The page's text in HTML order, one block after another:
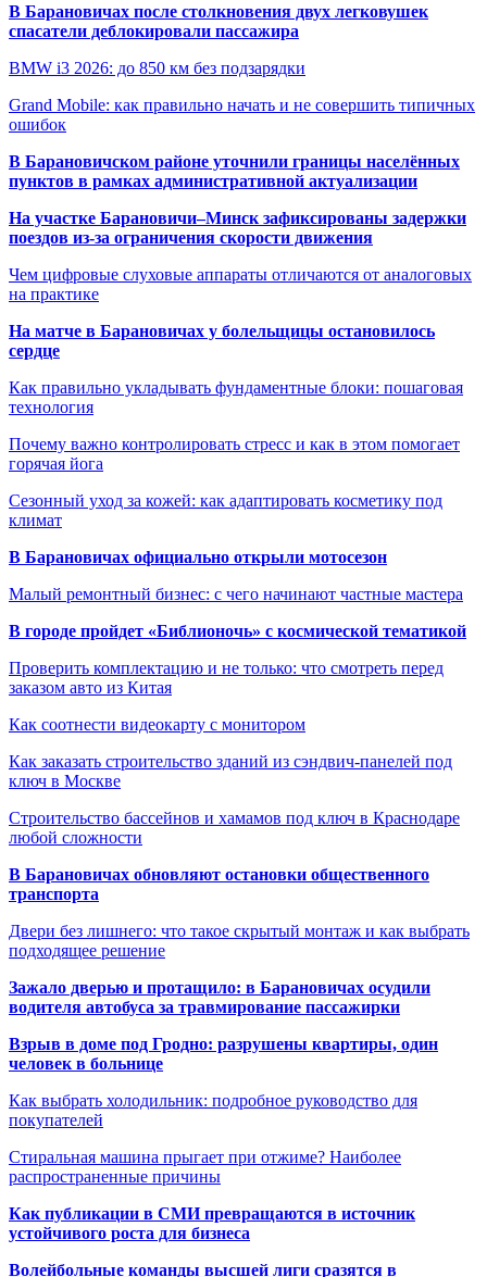
В Барановичах после столкновения двух легковушек
спасатели деблокировали пассажира
BMW i3 2026: до 850 км без подзарядки
Grand Mobile: как правильно начать и не совершить типичных
ошибок
В Барановичском районе уточнили границы населённых
пунктов в рамках административной актуализации
На участке Барановичи–Минск зафиксированы задержки
поездов из-за ограничения скорости движения
Чем цифровые слуховые аппараты отличаются от аналоговых
на практике
На матче в Барановичах у болельщицы остановилось
сердце
Как правильно укладывать фундаментные блоки: пошаговая
технология
Почему важно контролировать стресс и как в этом помогает
горячая йога
Сезонный уход за кожей: как адаптировать косметику под
климат
В Барановичах официально открыли мотосезон
Малый ремонтный бизнес: с чего начинают частные мастера
В городе пройдет «Библионочь» с космической тематикой
Проверить комплектацию и не только: что смотреть перед
заказом авто из Китая
Как соотнести видеокарту с монитором
Как заказать строительство зданий из сэндвич-панелей под
ключ в Москве
Строительство бассейнов и хамамов под ключ в Краснодаре
любой сложности
В Барановичах обновляют остановки общественного
транспорта
Двери без лишнего: что такое скрытый монтаж и как выбрать
подходящее решение
Зажало дверью и протащило: в Барановичах осудили
водителя автобуса за травмирование пассажирки
Взрыв в доме под Гродно: разрушены квартиры, один
человек в больнице
Как выбрать холодильник: подробное руководство для
покупателей
Стиральная машина прыгает при отжиме? Наиболее
распространенные причины
Как публикации в СМИ превращаются в источник
устойчивого роста для бизнеса
Волейбольные команды высшей лиги сразятся в